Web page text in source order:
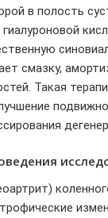
в полость
гиалуроновой
смазку,
Такая